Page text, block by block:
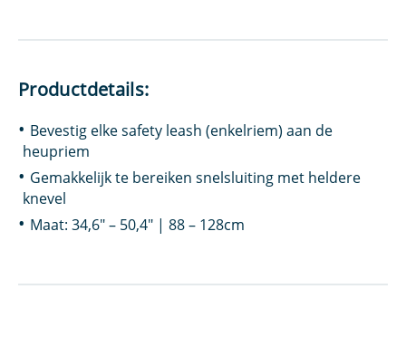
Productdetails:
Bevestig elke safety leash (enkelriem) aan de
heupriem
Gemakkelijk te bereiken snelsluiting met heldere
knevel
Maat: 34,6″ – 50,4″ | 88 – 128cm